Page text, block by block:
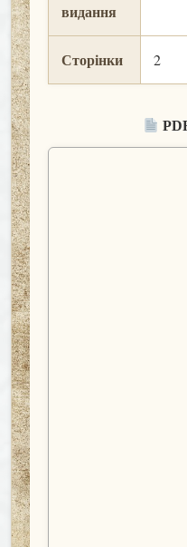
видання
Сторінки 2